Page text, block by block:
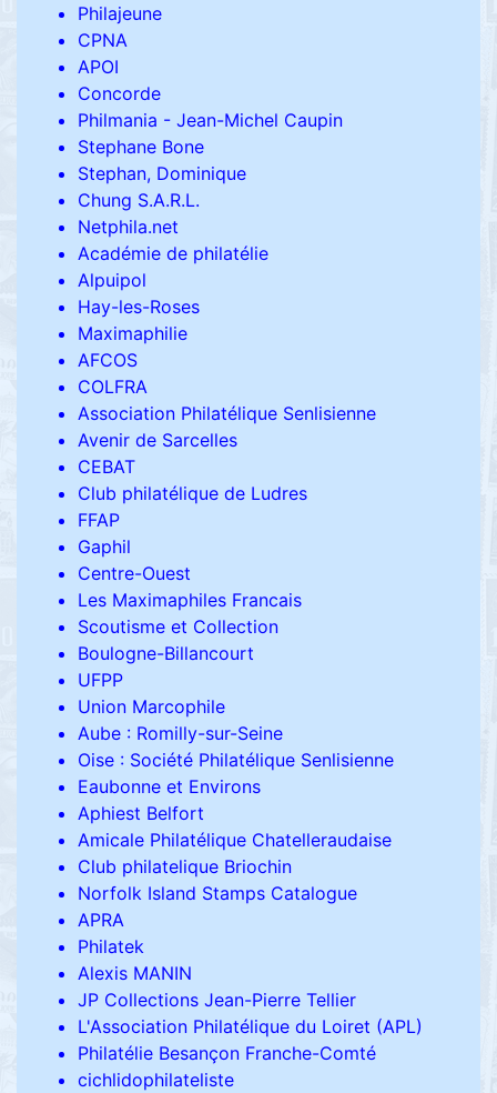
Philajeune
CPNA
APOI
Concorde
Philmania - Jean-Michel Caupin
Stephane Bone
Stephan, Dominique
Chung S.A.R.L.
Netphila.net
Académie de philatélie
Alpuipol
Hay-les-Roses
Maximaphilie
AFCOS
COLFRA
Association Philatélique Senlisienne
Avenir de Sarcelles
CEBAT
Club philatélique de Ludres
FFAP
Gaphil
Centre-Ouest
Les Maximaphiles Francais
Scoutisme et Collection
Boulogne-Billancourt
UFPP
Union Marcophile
Aube : Romilly-sur-Seine
Oise : Société Philatélique Senlisienne
Eaubonne et Environs
Aphiest Belfort
Amicale Philatélique Chatelleraudaise
Club philatelique Briochin
Norfolk Island Stamps Catalogue
APRA
Philatek
Alexis MANIN
JP Collections Jean-Pierre Tellier
L'Association Philatélique du Loiret (APL)
Philatélie Besançon Franche-Comté
cichlidophilateliste